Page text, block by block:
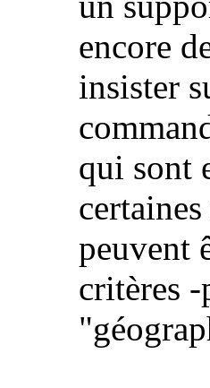
encore
insister
qui sont
peuvent
critères